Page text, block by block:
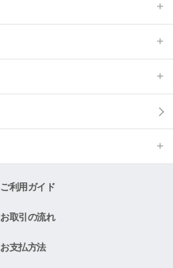
ご利用ガイド
お取引の流れ
お支払方法